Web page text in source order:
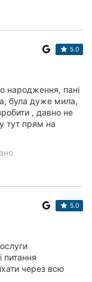
5.0
народження, пані
була дуже мила,
, давно не
тут прям на
5.0
через всю